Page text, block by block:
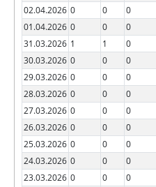
02.04.2026 0 0 0
01.04.2026 0 0 0
31.03.2026 1 1 0
30.03.2026 0 0 0
29.03.2026 0 0 0
28.03.2026 0 0 0
27.03.2026 0 0 0
26.03.2026 0 0 0
25.03.2026 0 0 0
24.03.2026 0 0 0
23.03.2026 0 0 0